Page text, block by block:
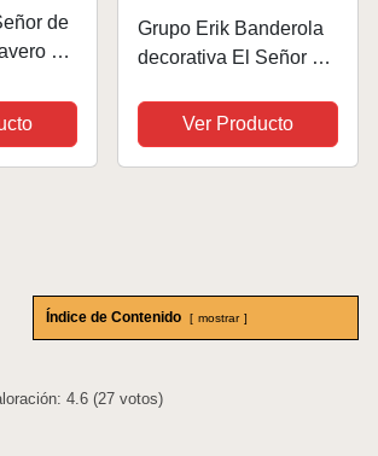
de
3D
Grupo Erik Banderola
decorativa El Señor de
- Póster para enrollar -
Póster El Señor de los
anillos │ Cuadro
Ver Producto
Índice de Contenido mostrar
4.6 (27 votos)